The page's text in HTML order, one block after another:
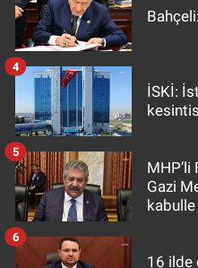
İSKİ:
4
MHP’li
Gazi
kabulle
5
16 ilde
6